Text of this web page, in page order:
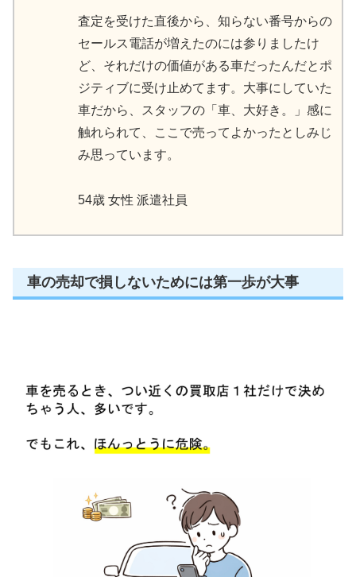
査定を受けた直後から、知らない番号からの
セールス電話が増えたのには参りましたけ
ど、それだけの価値がある車だったんだとポ
ジティブに受け止めてます。大事にしていた
車だから、スタッフの「車、大好き。」感に
触れられて、ここで売ってよかったとしみじ
み思っています。
54歳 女性 派遣社員
車の売却で損しないためには第一歩が大事